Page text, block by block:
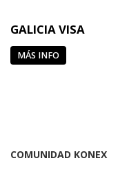
GALICIA VISA
MÁS INFO
COMUNIDAD KONEX